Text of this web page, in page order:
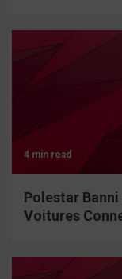
4 min read
Polestar
Voitures